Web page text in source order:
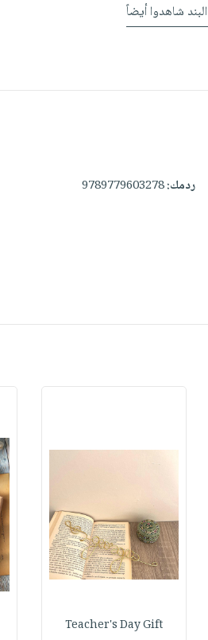
شاهدوا أيضاً
ردمك:9789779603278
Teacher's Day Gift